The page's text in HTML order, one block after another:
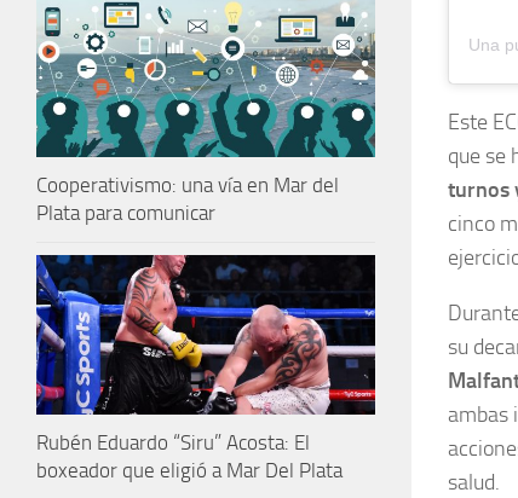
Este
que se
turnos
cinco
su
ambas
salud.
Cooperativismo: una vía en Mar del
Plata para comunicar
Rubén Eduardo “Siru” Acosta: El
boxeador que eligió a Mar Del Plata